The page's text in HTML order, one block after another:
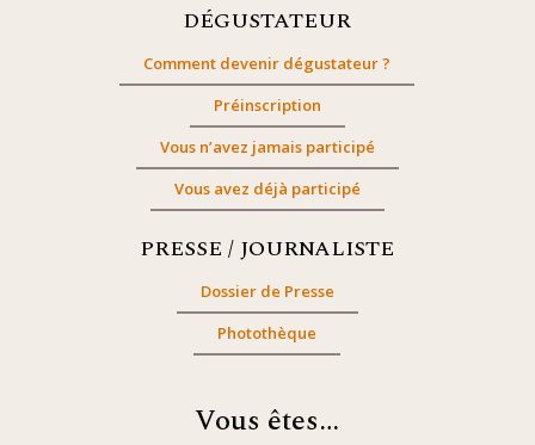
DÉGUSTATEUR
Comment devenir dégustateur ?
Préinscription
Vous n’avez jamais participé
Vous avez déjà participé
PRESSE / JOURNALISTE
Dossier de Presse
Photothèque
Vous êtes…